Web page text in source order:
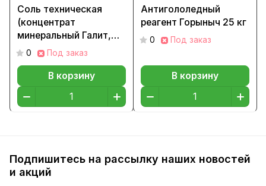
Соль техническая
(концентрат
минеральный Галит,
натрий хлористый)
0 Под заказ
В корзину
Антигололедный
реагент Горыныч 25 кг
0 Под заказ
В корзину
Подпишитесь на рассылку наших новостей
и акций